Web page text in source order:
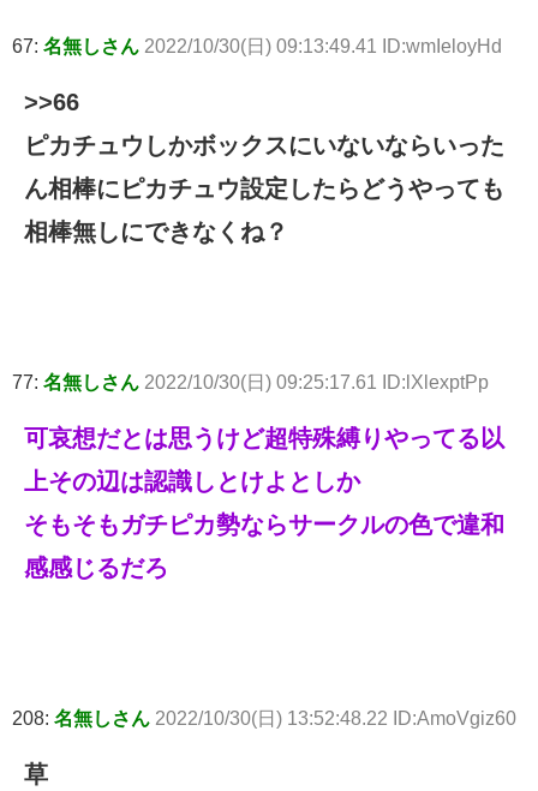
67: 名無しさん 2022/10/30(日) 09:13:49.41 ID:wmIeloyHd
>>66
ピカチュウしかボックスにいないならいった
ん相棒にピカチュウ設定したらどうやっても
相棒無しにできなくね？
77: 名無しさん 2022/10/30(日) 09:25:17.61 ID:lXlexptPp
可哀想だとは思うけど超特殊縛りやってる以
上その辺は認識しとけよとしか
そもそもガチピカ勢ならサークルの色で違和
感感じるだろ
208: 名無しさん 2022/10/30(日) 13:52:48.22 ID:AmoVgiz60
草